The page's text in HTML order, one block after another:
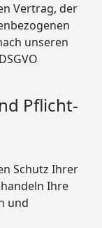
Vertrag, der
unseren
Pflicht­
Schutz Ihrer
Ihre
und